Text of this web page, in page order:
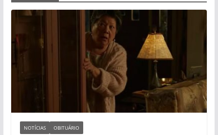
NOTÍCIAS OBITUÁRIO